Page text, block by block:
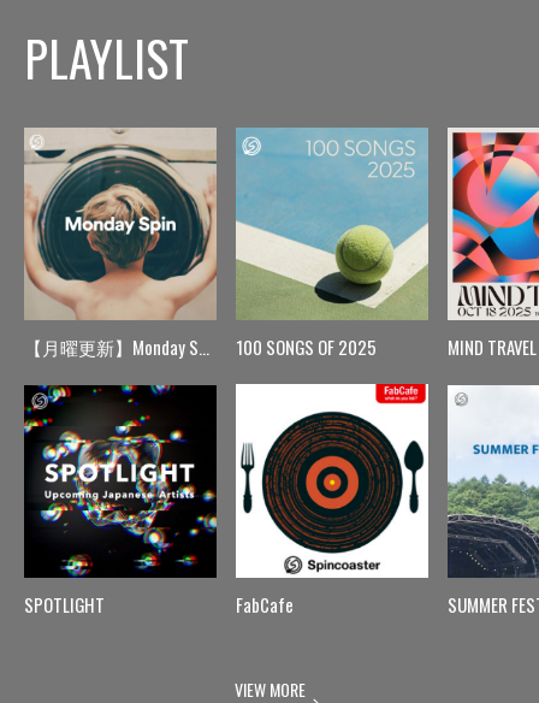
PLAYLIST
【月曜更新】Monday Spin
SPOTLIGHT
100 SONGS OF 2025
FabCafe
MIND TRAVEL
SUMMER
VIEW MORE